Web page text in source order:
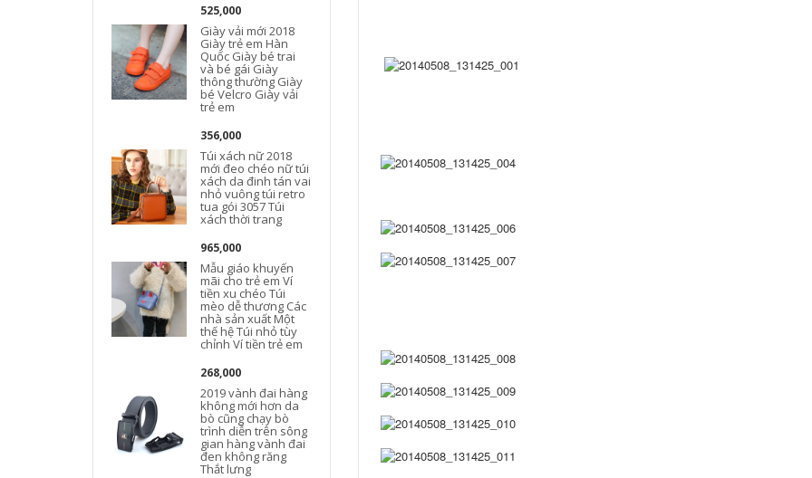
525,000
Giày vải mới 2018
Giày trẻ em Hàn
Quốc Giày bé trai
và bé gái Giày
thông thường Giày
bé Velcro Giày vải
trẻ em
356,000
Túi xách nữ 2018
mới đeo chéo nữ túi
xách da đinh tán vai
nhỏ vuông túi retro
tua gói 3057 Túi
xách thời trang
965,000
Mẫu giáo khuyến
mãi cho trẻ em Ví
tiền xu chéo Túi
mèo dễ thương Các
nhà sản xuất Một
thế hệ Túi nhỏ tùy
chỉnh Ví tiền trẻ em
268,000
2019 vành đai hàng
không mới hơn da
bò cũng chạy bò
trình diễn trên sông
gian hàng vành đai
đen không răng
Thắt lưng